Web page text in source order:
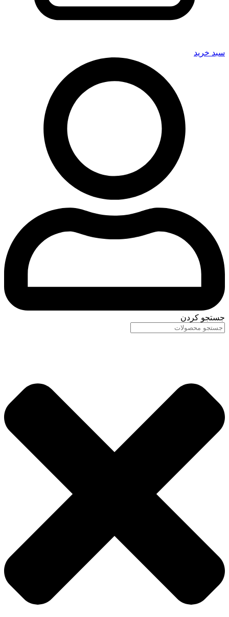
سبد خرید
جستجو کردن